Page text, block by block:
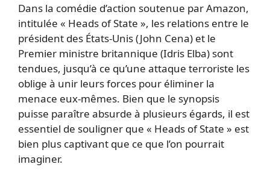
Dans la comédie d’action soutenue par Amazon,
intitulée « Heads of State », les relations entre le
président des États-Unis (John Cena) et le
Premier ministre britannique (Idris Elba) sont
tendues, jusqu’à ce qu’une attaque terroriste les
oblige à unir leurs forces pour éliminer la
menace eux-mêmes. Bien que le synopsis
puisse paraître absurde à plusieurs égards, il est
essentiel de souligner que « Heads of State » est
bien plus captivant que ce que l’on pourrait
imaginer.